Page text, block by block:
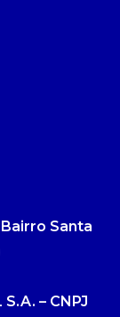
Santa
– CNPJ